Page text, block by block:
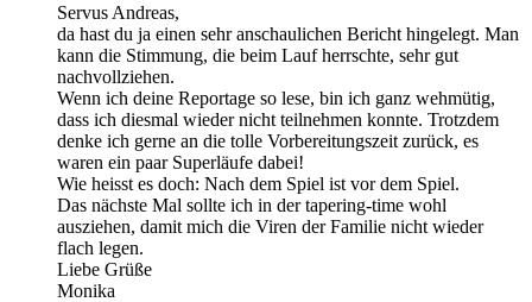
Servus Andreas,
da hast du ja einen sehr anschaulichen Bericht hingelegt. Man
kann die Stimmung, die beim Lauf herrschte, sehr gut
nachvollziehen.
Wenn ich deine Reportage so lese, bin ich ganz wehmütig,
dass ich diesmal wieder nicht teilnehmen konnte. Trotzdem
denke ich gerne an die tolle Vorbereitungszeit zurück, es
waren ein paar Superläufe dabei!
Wie heisst es doch: Nach dem Spiel ist vor dem Spiel.
Das nächste Mal sollte ich in der tapering-time wohl
ausziehen, damit mich die Viren der Familie nicht wieder
flach legen.
Liebe Grüße
Monika